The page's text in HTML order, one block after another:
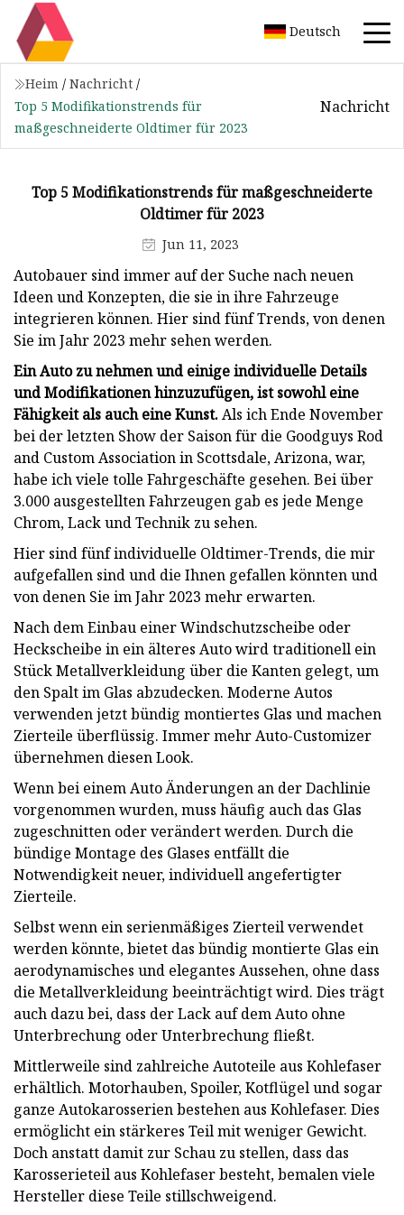
Deutsch
Heim / Nachricht /
Top 5 Modifikationstrends für
maßgeschneiderte Oldtimer für 2023
Nachricht
Top 5 Modifikationstrends für maßgeschneiderte
Oldtimer für 2023
Jun 11, 2023
Autobauer sind immer auf der Suche nach neuen
Ideen und Konzepten, die sie in ihre Fahrzeuge
integrieren können. Hier sind fünf Trends, von denen
Sie im Jahr 2023 mehr sehen werden.
Ein Auto zu nehmen und einige individuelle Details
und Modifikationen hinzuzufügen, ist sowohl eine
Fähigkeit als auch eine Kunst.Als ich Ende November
bei der letzten Show der Saison für die Goodguys Rod
and Custom Association in Scottsdale, Arizona, war,
habe ich viele tolle Fahrgeschäfte gesehen. Bei über
3.000 ausgestellten Fahrzeugen gab es jede Menge
Chrom, Lack und Technik zu sehen.
Hier sind fünf individuelle Oldtimer-Trends, die mir
aufgefallen sind und die Ihnen gefallen könnten und
von denen Sie im Jahr 2023 mehr erwarten.
Nach dem Einbau einer Windschutzscheibe oder
Heckscheibe in ein älteres Auto wird traditionell ein
Stück Metallverkleidung über die Kanten gelegt, um
den Spalt im Glas abzudecken. Moderne Autos
verwenden jetzt bündig montiertes Glas und machen
Zierteile überflüssig. Immer mehr Auto-Customizer
übernehmen diesen Look.
Wenn bei einem Auto Änderungen an der Dachlinie
vorgenommen wurden, muss häufig auch das Glas
zugeschnitten oder verändert werden. Durch die
bündige Montage des Glases entfällt die
Notwendigkeit neuer, individuell angefertigter
Zierteile.
Selbst wenn ein serienmäßiges Zierteil verwendet
werden könnte, bietet das bündig montierte Glas ein
aerodynamisches und elegantes Aussehen, ohne dass
die Metallverkleidung beeinträchtigt wird. Dies trägt
auch dazu bei, dass der Lack auf dem Auto ohne
Unterbrechung oder Unterbrechung fließt.
Mittlerweile sind zahlreiche Autoteile aus Kohlefaser
erhältlich. Motorhauben, Spoiler, Kotflügel und sogar
ganze Autokarosserien bestehen aus Kohlefaser. Dies
ermöglicht ein stärkeres Teil mit weniger Gewicht.
Doch anstatt damit zur Schau zu stellen, dass das
Karosserieteil aus Kohlefaser besteht, bemalen viele
Hersteller diese Teile stillschweigend.